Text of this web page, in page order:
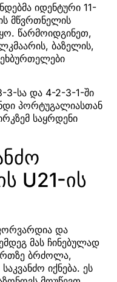
იდენტური 11-
მწვრთნელის
წარმოიდგინეთ,
ბაზელის,
3-სა და 4-2-3-1-ში
პორტუგალიასთან
საყრდენი
U21-ის
და
მას ჩინებულად
ბრძოლა,
იქნება. ეს